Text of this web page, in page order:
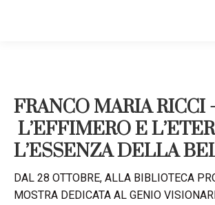
FRANCO MARIA RICCI
L’EFFIMERO E
L’ESSENZA DELLA
DAL 28 OTTOBRE, ALLA BIBLIOTECA
MOSTRA DEDICATA AL GENIO